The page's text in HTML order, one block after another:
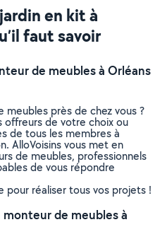
en kit à
faut savoir
de meubles à Orléans
meubles près de chez vous ?
de votre choix ou
de tous les membres à
AlloVoisins vous met en
de meubles, professionnels
de vous répondre
pour réaliser tous vos projets !
de meubles à